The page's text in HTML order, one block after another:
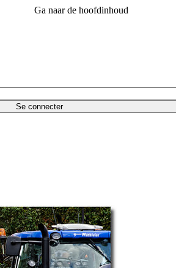
Ga naar de hoofdinhoud
Se connecter